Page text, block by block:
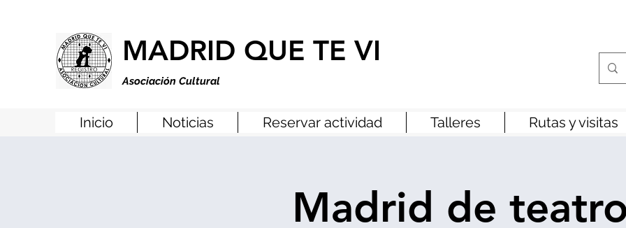
MADRID QUE TE VI
Asociación Cultural
Inicio Noticias Reservar actividad Talleres Rutas y visitas
Madrid de